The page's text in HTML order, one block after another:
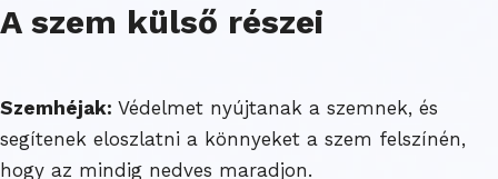
A szem külső részei
Szemhéjak: Védelmet nyújtanak a szemnek, és
segítenek eloszlatni a könnyeket a szem felszínén,
hogy az mindig nedves maradjon.